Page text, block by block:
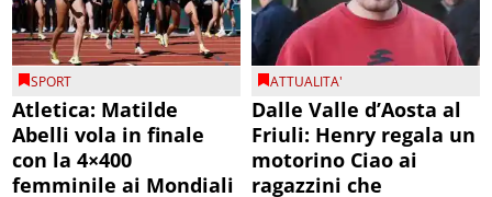
SPORT
Atletica: Matilde
Abelli vola in finale
con la 4×400
femminile ai Mondiali
ATTUALITA'
Dalle Valle d’Aosta al
Friuli: Henry regala un
motorino Ciao ai
ragazzini che